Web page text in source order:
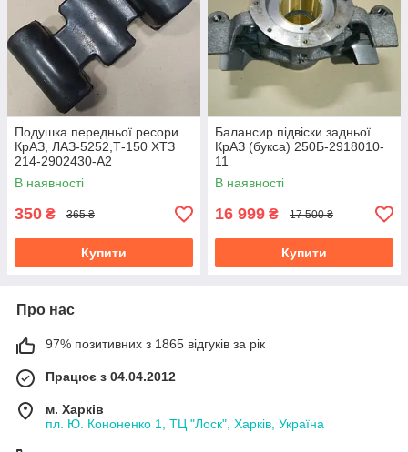
Подушка передньої ресори
КрАЗ, ЛАЗ-5252,Т-150 ХТЗ
214-2902430-А2
В наявності
350 ₴ 365 ₴
Купити
Балансир підвіски задньої
КрАЗ (букса) 250Б-2918010-
11
В наявності
16 999 ₴ 17 500 ₴
Купити
Про нас
97% позитивних з 1865 відгуків за рік
Працює з 04.04.2012
м. Харків
пл. Ю. Кононенко 1, ТЦ "Лоск", Харків, Україна